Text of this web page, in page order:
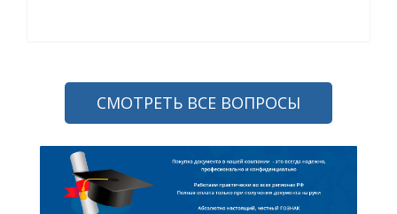
СМОТРЕТЬ ВСЕ ВОПРОСЫ